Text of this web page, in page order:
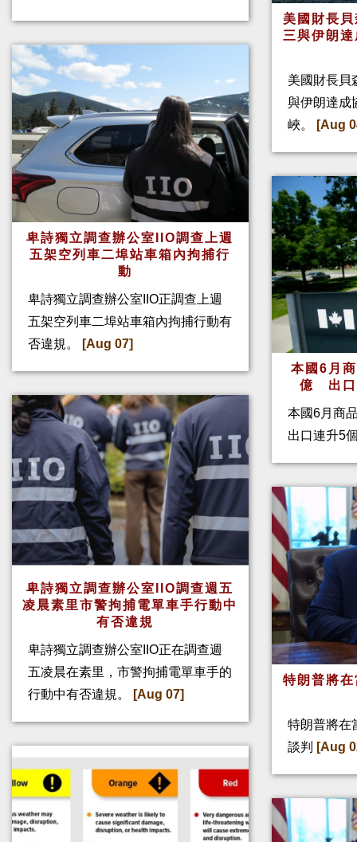
卑詩獨立調查辦公室IIO調查上週
五架空列車二埠站車箱內拘捕行
動
卑詩獨立調查辦公室IIO正調查上週
五架空列車二埠站車箱內拘捕行動有
否違規。
[Aug 07]
卑詩獨立調查辦公室IIO調查週五
凌晨素里市警拘捕電單車手行動中
有否違規
卑詩獨立調查辦公室IIO正在調查週
五凌晨在素里，市警拘捕電單車手的
行動中有否違規。
[Aug 07]
美國財長
三與伊朗
美國財長貝
與伊朗達成
峽。
[Aug
本國6月
億 出口
本國6月商
出口連升5
特朗普將
特朗普將在
談判
[Aug